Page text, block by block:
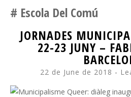
Escola Del Comú
JORNADES
22-23 JUNY –
22 de June de 2018